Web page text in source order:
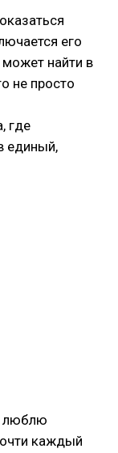
его
найти в
не просто
где
единый,
люблю
каждый